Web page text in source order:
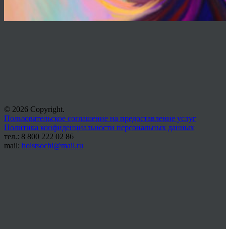
© 2026 Copyright.
Пользовательское соглашение на предоставление услуг
Политика конфиденциальности персональных данных
тел.: 8 800 222 02 86
mail: holstsochi@mail.ru